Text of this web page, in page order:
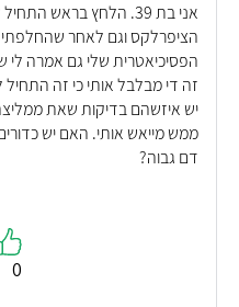
אני בת 39. הלחץ בראש
הציפרלקס וגם לאחר
הפסיכיאטרית שלי גם אמרה
זה די מבלבל אותי כי זה התחיל
יש איזשהם בדיקות שאת
ממש מייאש אותי. האם יש
דם גבוה?
0